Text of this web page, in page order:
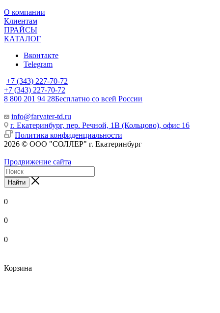
О компании
Клиентам
ПРАЙСЫ
КАТАЛОГ
Вконтакте
Telegram
+7 (343) 227-70-72
+7 (343) 227-70-72
8 800 201 94 28Бесплатно со всей России
info@farvater-td.ru
г. Екатеринбург, пер. Речной, 1В (Кольцово), офис 16
Политика конфиденциальности
2026 © ООО "СОЛЛЕР" г. Екатеринбург
Продвижение сайта
Найти
0
0
0
Корзина